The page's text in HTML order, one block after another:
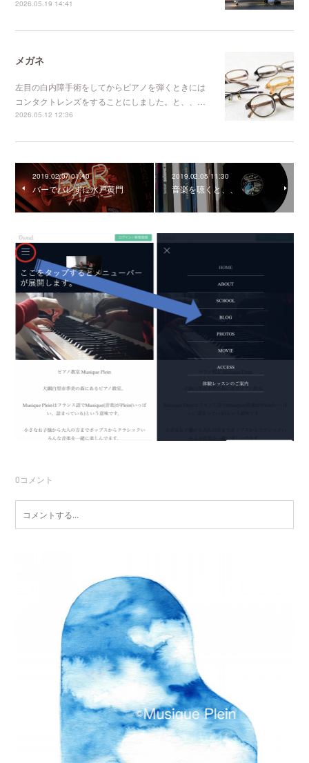
2026.05.19 14:41
メガネ
左目の白内障手術をしてからピアノを弾くときには
コンタクトレンズをすることにしました。と、、…
2026.05.12 12:36
2019.02.07 01:40
バーでバレずに水戸黄門
2019.02.05 11:30
音楽を聴くと、、
0コメント